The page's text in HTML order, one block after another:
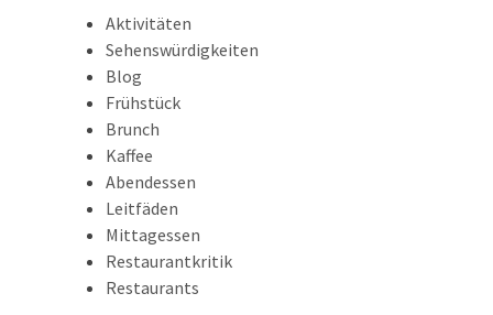
Aktivitäten
Sehenswürdigkeiten
Blog
Frühstück
Brunch
Kaffee
Abendessen
Leitfäden
Mittagessen
Restaurantkritik
Restaurants